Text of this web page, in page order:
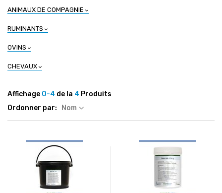
ANIMAUX DE COMPAGNIE
RUMINANTS
OVINS
CHEVAUX
Affichage 0-4 de la 4 Produits
Ordonner par:
Nom